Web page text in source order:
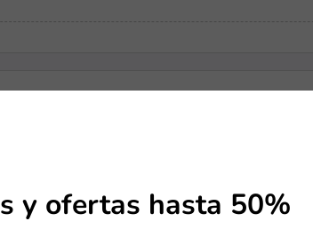
y ofertas hasta 50%